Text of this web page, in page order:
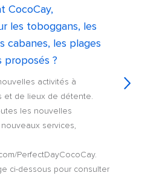
CocoCay,
les toboggans, les
cabanes, les plages
proposés ?
activités à
et de lieux de détente.
les nouvelles
services,
PerfectDayCocoCay.
ci-dessous pour consulter